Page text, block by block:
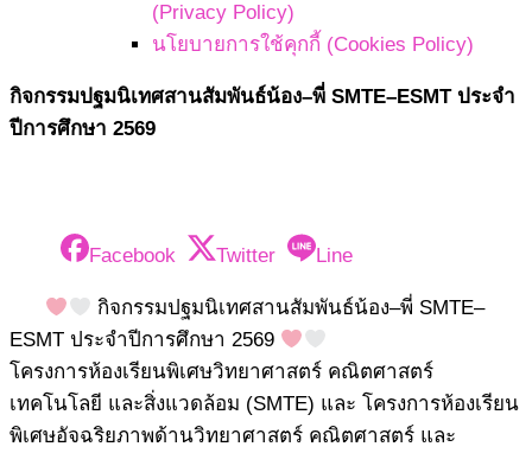
(Privacy Policy)
นโยบายการใช้คุกกี้ (Cookies Policy)
กิจกรรมปฐมนิเทศสานสัมพันธ์น้อง–พี่ SMTE–ESMT ประจำ
ปีการศึกษา 2569
Facebook Twitter Line
กิจกรรมปฐมนิเทศสานสัมพันธ์น้อง–พี่ SMTE–
ESMT ประจำปีการศึกษา 2569
โครงการห้องเรียนพิเศษวิทยาศาสตร์ คณิตศาสตร์
เทคโนโลยี และสิ่งแวดล้อม (SMTE) และ โครงการห้องเรียน
พิเศษอัจฉริยภาพด้านวิทยาศาสตร์ คณิตศาสตร์ และ